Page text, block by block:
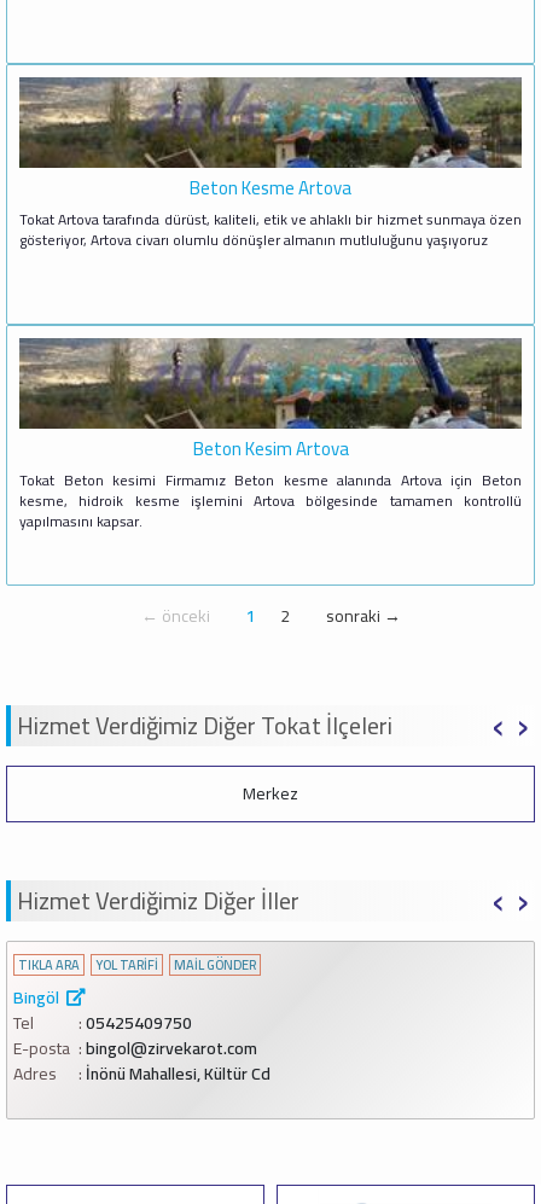
Beton Kesme Artova
Tokat Artova tarafında dürüst, kaliteli, etik ve ahlaklı bir hizmet sunmaya özen
gösteriyor, Artova civarı olumlu dönüşler almanın mutluluğunu yaşıyoruz
Beton Kesim Artova
Tokat Beton kesimi Firmamız Beton kesme alanında Artova için Beton
kesme, hidroik kesme işlemini Artova bölgesinde tamamen kontrollü
yapılmasını kapsar.
← önceki 1 2 sonraki →
Hizmet Verdiğimiz Diğer Tokat İlçeleri
Erbaa
‹ ›
Hizmet Verdiğimiz Diğer İller
TIKLA ARA YOL TARİFİ MAİL GÖNDER
Çankırı
Tel
08503023733
E-posta cankiri@zirvekarot.com
Adres
Tabakhane Mahallesi, Hamam Sk
‹ ›